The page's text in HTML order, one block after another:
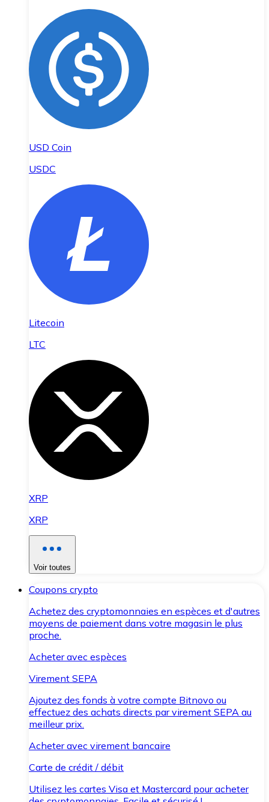
USD Coin
USDC
Litecoin
LTC
XRP
XRP
Voir toutes
Coupons crypto
Achetez des cryptomonnaies en espèces et d'autres
moyens de paiement dans votre magasin le plus
proche.
Acheter avec espèces
Virement SEPA
Ajoutez des fonds à votre compte Bitnovo ou
effectuez des achats directs par virement SEPA au
meilleur prix.
Acheter avec virement bancaire
Carte de crédit / débit
Utilisez les cartes Visa et Mastercard pour acheter